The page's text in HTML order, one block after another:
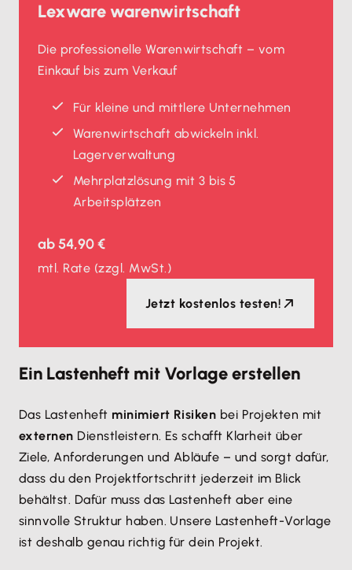
Lexware warenwirtschaft
Die professionelle Warenwirtschaft – vom
Einkauf bis zum Verkauf
Für kleine und mittlere Unternehmen
Warenwirtschaft abwickeln inkl.
Lagerverwaltung
Mehrplatzlösung mit 3 bis 5
Arbeitsplätzen
ab54,90 €
mtl. Rate (zzgl. MwSt.)
Jetzt kostenlos testen!
Ein Lastenheft mit Vorlage erstellen
Das Lastenheft minimiert Risiken bei Projekten mit
externen Dienstleistern. Es schafft Klarheit über
Ziele, Anforderungen und Abläufe – und sorgt dafür,
dass du den Projektfortschritt jederzeit im Blick
behältst. Dafür muss das Lastenheft aber eine
sinnvolle Struktur haben. Unsere Lastenheft-Vorlage
ist deshalb genau richtig für dein Projekt.